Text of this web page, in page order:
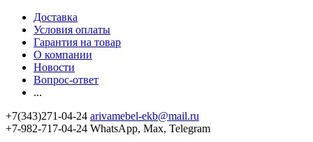
Доставка
Условия оплаты
Гарантия на товар
О компании
Новости
Вопрос-ответ
...
+7(343)271-04-24 arivamebel-ekb@mail.ru
+7-982-717-04-24 WhatsApp, Max, Telegram